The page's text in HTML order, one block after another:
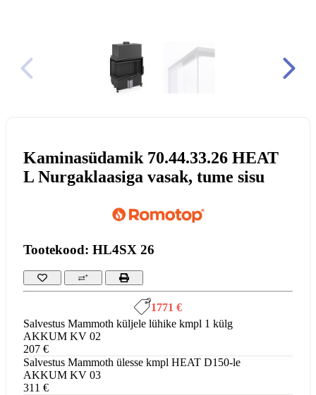
Kaminasüdamik 70.44.33.26 HEAT
L Nurgaklaasiga vasak, tume sisu
Tootekood: HL4SX 26
1771 €
Salvestus Mammoth küljele lühike kmpl 1 külg
AKKUM KV 02
207 €
Salvestus Mammoth ülesse kmpl HEAT D150-le
AKKUM KV 03
311 €